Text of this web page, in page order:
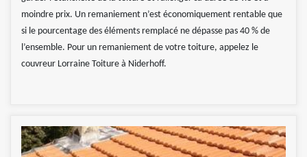
moindre prix. Un remaniement n’est économiquement rentable que
si le pourcentage des éléments remplacé ne dépasse pas 40 % de
l’ensemble. Pour un remaniement de votre toiture, appelez le
couvreur Lorraine Toiture à Niderhoff.